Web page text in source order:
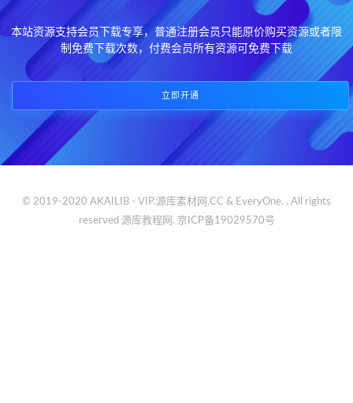
本站资源支持会员下载专享，普通注册会员只能原价购买资源或者限
制免费下载次数，付费会员所有资源可免费下载
立即开通
© 2019-2020 AKAILIB - VIP.源库素材网.CC & EveryOne. . All rights
reserved 源库教程网. 京ICP备19029570号